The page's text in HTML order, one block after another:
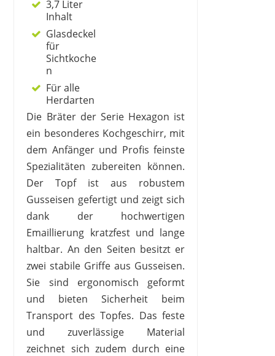
3,7 Liter
Inhalt
Glasdeckel
für
Sichtkoche
n
Für alle
Herdarten
Die Bräter der Serie Hexagon ist
ein besonderes Kochgeschirr, mit
dem Anfänger und Profis feinste
Spezialitäten zubereiten können.
Der Topf ist aus robustem
Gusseisen gefertigt und zeigt sich
dank der hochwertigen
Emaillierung kratzfest und lange
haltbar. An den Seiten besitzt er
zwei stabile Griffe aus Gusseisen.
Sie sind ergonomisch geformt
und bieten Sicherheit beim
Transport des Topfes. Das feste
und zuverlässige Material
zeichnet sich zudem durch eine